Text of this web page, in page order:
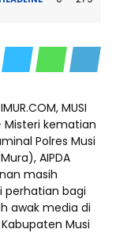
MUSI
Misteri kematian
Polres Musi
AIPDA
masih
perhatian bagi
awak media di
Musi